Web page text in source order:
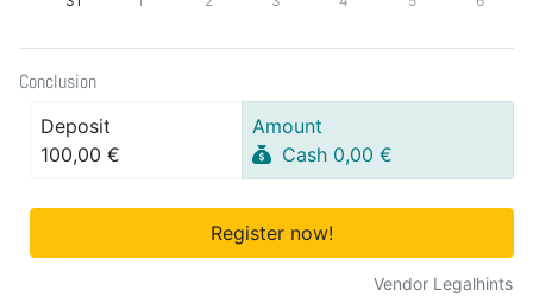
Conclusion
Deposit
100,00 €
Amount
Cash 0,00 €
Register now!
Vendor Legalhints